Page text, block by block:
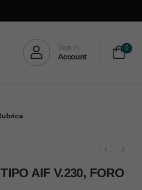
Sign In
Account
0
AIF V.230, FORO